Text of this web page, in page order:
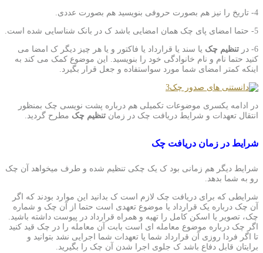
4- تاریخ را نیز هم بصورت حروفی بنویسید هم بصورت عددی.
5- حتما امضای پای چک همان امضایی باشد ک در بانک شناسایی شده است.
6- در تنظیم چک یا سند یا قرارداد یا فاکتور و یا هر چیز دیگر ک امضا می
کنید حتما نام و نام خانوادگی خود را بنویسید. این موضوع کمک می کند به
اینکه کمتر امضای شما مورد سواستفاده و جعل قرار بگیرد.
در ادامه یکسری موضوعات تکمیلی هم درباره پشت نویسی چک بمنظور
انتقال تعهدات و شرایط دریافت چک در زمان تنظیم چک مطرح گردید.
شرایط در زمان دریافت چک
شرایط دیگر هم زمانی بود ک یک چکی تنظیم شده و طرف میخواهد آن چک
رو به شما بدهد.
شرایطی که برای دریافت چک لازم است ک بدانید این موارد بودند که اگر
آن چک درباره یک قرارداد یا موضوع تعهدی است حتما از آن چک و شماره
چک، تصویر یا اسکن کامل را تهیه و همراه قرارداد در پیوست داشته باشید.
اگر چک درباره موضوع معامله ای است بابت آن معامله را در چک قید کنید
تا اگر فردا روزی آن قرارداد شما یا تعهدات شما اجرایی نشد بتوانید و
برایتان قابل دفاع باشد ک جلوی اجرا شدن آن چک را بگیرید.